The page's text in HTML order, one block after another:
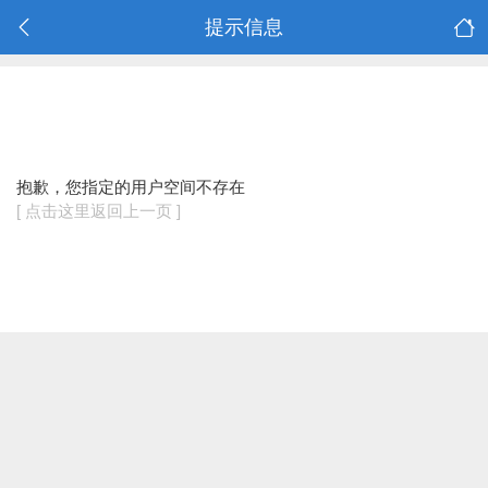
提示信息
抱歉，您指定的用户空间不存在
[ 点击这里返回上一页 ]